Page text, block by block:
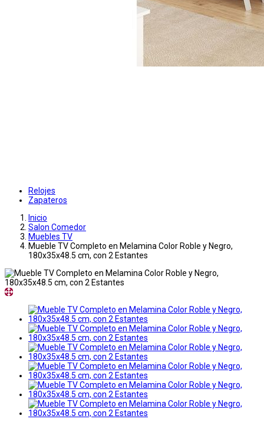
Relojes
Zapateros
Inicio
Salon Comedor
Muebles TV
Mueble TV Completo en Melamina Color Roble y Negro,
180x35x48.5 cm, con 2 Estantes